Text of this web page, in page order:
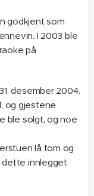
godkjent som
I 2003 ble
på
desember 2004.
og gjestene
ble solgt, og noe
lå tom og
innlegget